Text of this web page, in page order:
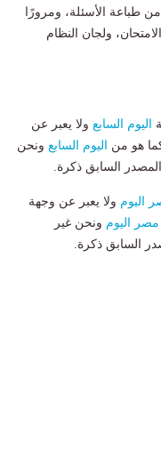
من طباعة الأسئلة، ومرورًا
ولجان النظام
اليوم السابع ولا يعبر عن
هو من اليوم السابع ونحن
السابق ذكرة.
اليوم ولا يعبر عن وجهة
مصر اليوم ونحن غير
السابق ذكرة.